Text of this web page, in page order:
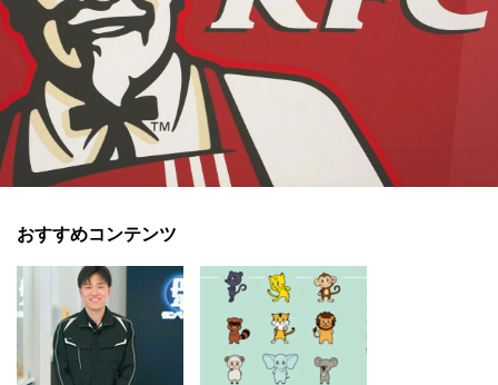
おすすめコンテンツ